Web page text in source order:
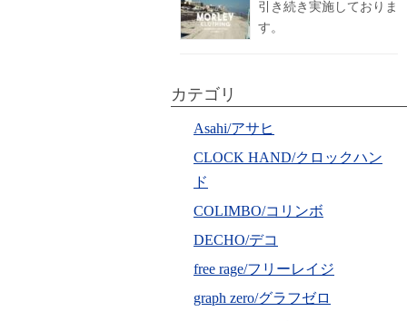
引き続き実施しておりま
す。
カテゴリ
Asahi/アサヒ
CLOCK HAND/クロックハン
ド
COLIMBO/コリンボ
DECHO/デコ
free rage/フリーレイジ
graph zero/グラフゼロ